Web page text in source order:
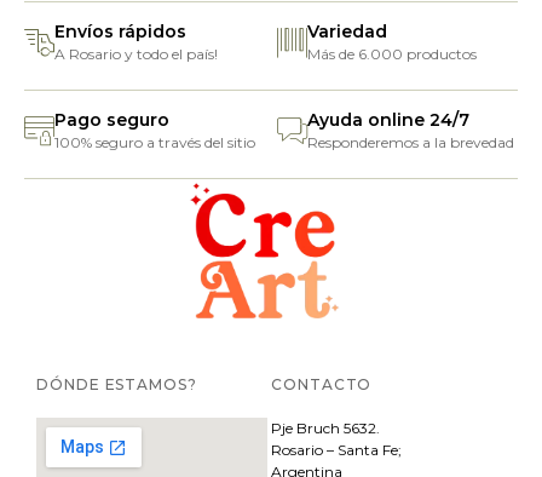
Envíos rápidos
A Rosario y todo el país!
Variedad
Más de 6.000 productos
Pago seguro
100% seguro a través del sitio
Ayuda online 24/7
Responderemos a la brevedad
DÓNDE ESTAMOS? CONTACTO
Pje Bruch 5632.
Rosario – Santa Fe;
Argentina